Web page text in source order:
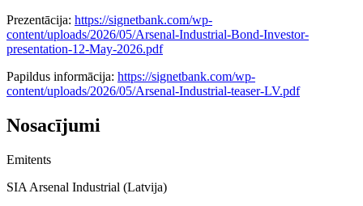
Prezentācija: https://signetbank.com/wp-
content/uploads/2026/05/Arsenal-Industrial-Bond-Investor-
presentation-12-May-2026.pdf
Papildus informācija: https://signetbank.com/wp-
content/uploads/2026/05/Arsenal-Industrial-teaser-LV.pdf
Nosacījumi
Emitents
SIA Arsenal Industrial (Latvija)